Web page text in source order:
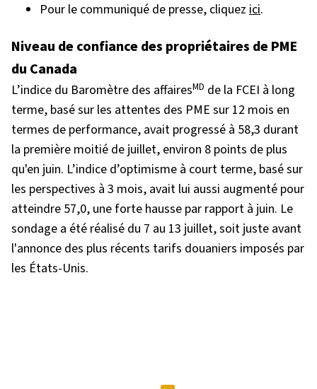
Pour le communiqué de presse, cliquez ici.
Niveau de confiance des propriétaires de PME
du Canada
L’indice du Baromètre des affairesMD de la FCEI à long
terme, basé sur les attentes des PME sur 12 mois en
termes de performance, avait progressé à 58,3 durant
la première moitié de juillet, environ 8 points de plus
qu'en juin. L’indice d’optimisme à court terme, basé sur
les perspectives à 3 mois, avait lui aussi augmenté pour
atteindre 57,0, une forte hausse par rapport à juin. Le
sondage a été réalisé du 7 au 13 juillet, soit juste avant
l'annonce des plus récents tarifs douaniers imposés par
les États-Unis.